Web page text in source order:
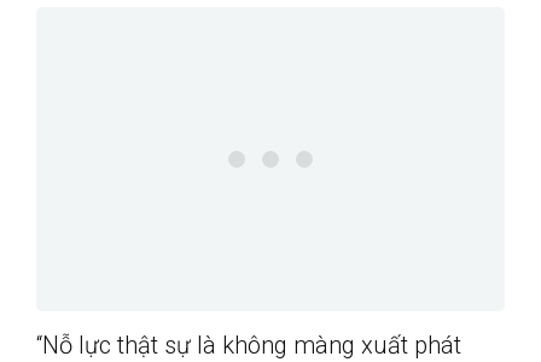
“Nỗ lực thật sự là không màng xuất phát